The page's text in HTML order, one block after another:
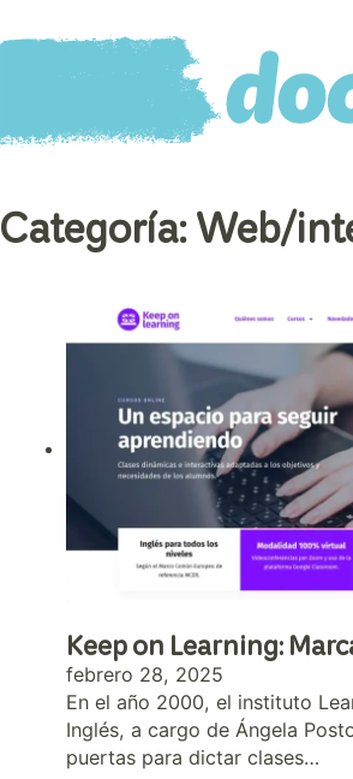
Categoría:Web/
Keep on Learning:
febrero 28, 2025
En el año 2000, el instituto
Inglés, a cargo de Ángela
puertas para dictar clases…